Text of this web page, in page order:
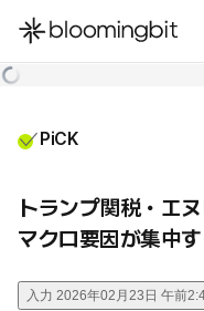
한국어
PiCK
トランプ関税・エ
マクロ要因が集中
入力 2026年02月23日 午前